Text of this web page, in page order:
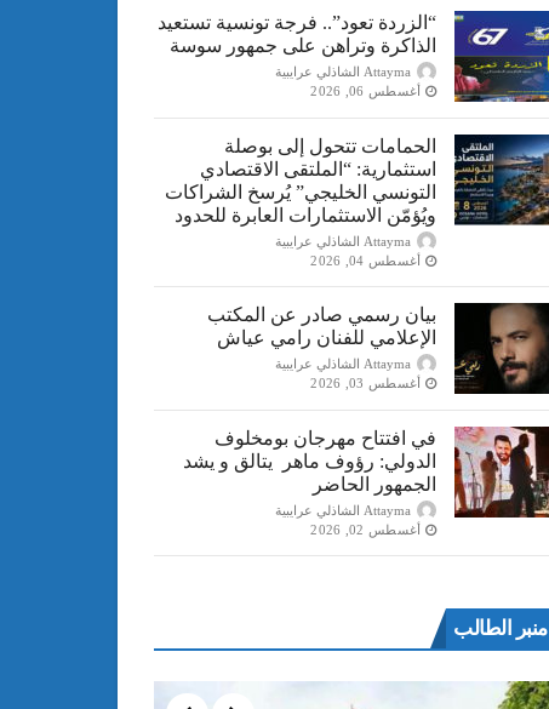
“الزردة تعود”.. فرجة تونسية تستعيد
الذاكرة وتراهن على جمهور سوسة
Attayma الشاذلي عرايبية
أغسطس 06, 2026
الحمامات تتحول إلى بوصلة
استثمارية: “الملتقى الاقتصادي
التونسي الخليجي” يُرسخ الشراكات
ويُؤمّن الاستثمارات العابرة للحدود
Attayma الشاذلي عرايبية
أغسطس 04, 2026
بيان رسمي صادر عن المكتب
الإعلامي للفنان رامي عياش
Attayma الشاذلي عرايبية
أغسطس 03, 2026
في افتتاح مهرجان بومخلوف
الدولي: رؤوف ماهر يتالق و يشد
الجمهور الحاضر
Attayma الشاذلي عرايبية
أغسطس 02, 2026
منبر الطالب